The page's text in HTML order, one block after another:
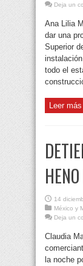
Deja un
Ana Lilia
dar una
Superior
todo el
Leer
14
México y
Deja un
Claudia
la noche